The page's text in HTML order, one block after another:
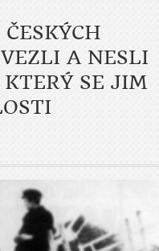
A NESLI
SE JIM